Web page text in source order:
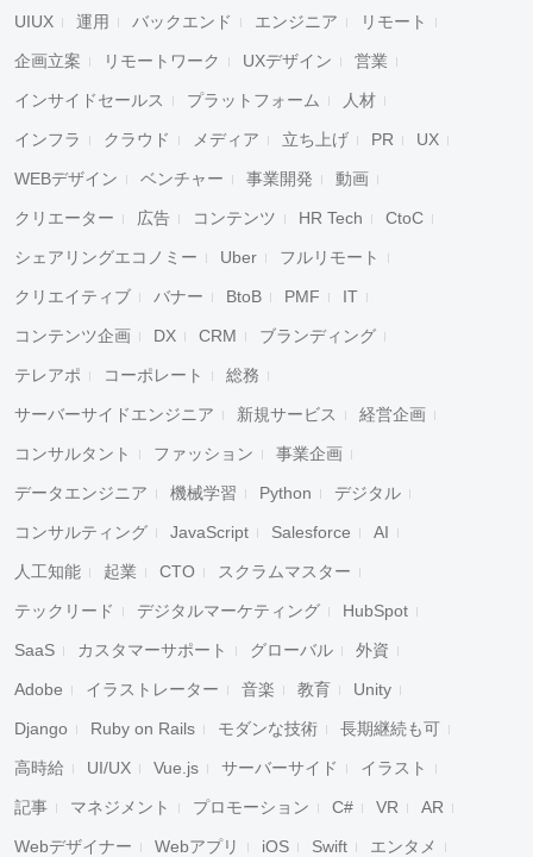
UIUX 運用 バックエンド エンジニア リモート
企画立案 リモートワーク UXデザイン 営業
インサイドセールス プラットフォーム 人材
インフラ クラウド メディア 立ち上げ PR UX
WEBデザイン ベンチャー 事業開発 動画
クリエーター 広告 コンテンツ HR Tech CtoC
シェアリングエコノミー Uber フルリモート
クリエイティブ バナー BtoB PMF IT
コンテンツ企画 DX CRM ブランディング
テレアポ コーポレート 総務
サーバーサイドエンジニア 新規サービス 経営企画
コンサルタント ファッション 事業企画
データエンジニア 機械学習 Python デジタル
コンサルティング JavaScript Salesforce AI
人工知能 起業 CTO スクラムマスター
テックリード デジタルマーケティング HubSpot
SaaS カスタマーサポート グローバル 外資
Adobe イラストレーター 音楽 教育 Unity
Django Ruby on Rails モダンな技術 長期継続も可
高時給 UI/UX Vue.js サーバーサイド イラスト
記事 マネジメント プロモーション C# VR AR
Webデザイナー Webアプリ iOS Swift エンタメ